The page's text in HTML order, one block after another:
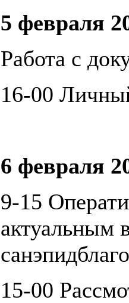
5 февраля
Работа с
16-00
6 февраля
9-15
актуальным
15-00